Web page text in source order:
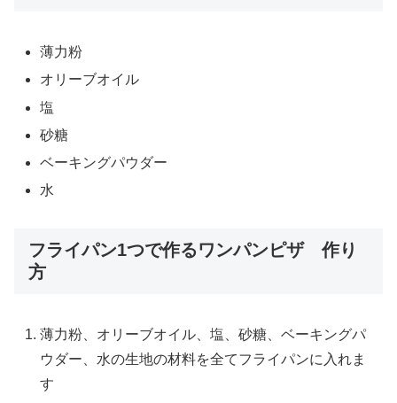
薄力粉
オリーブオイル
塩
砂糖
ベーキングパウダー
水
フライパン1つで作るワンパンピザ 作り
方
薄力粉、オリーブオイル、塩、砂糖、ベーキングパ
ウダー、水の生地の材料を全てフライパンに入れま
す